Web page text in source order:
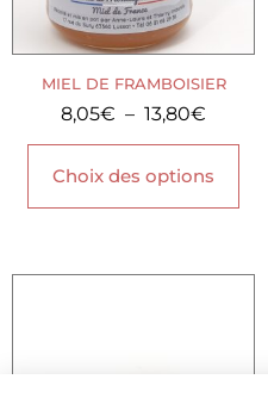
MIEL DE FRAMBOISIER
8,05€ – 13,80€
Choix des options